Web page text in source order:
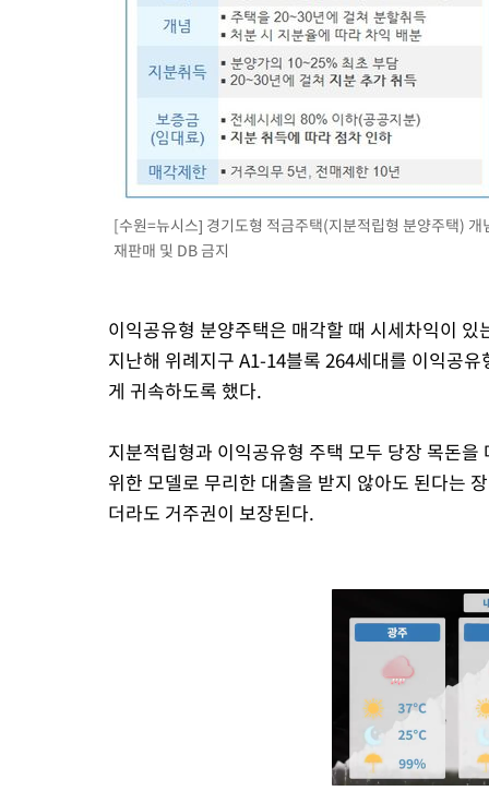
[수원=뉴시스] 경기도형 적금주택(지분적립형 분양주택)
재판매 및 DB 금지
이익공유형 분양주택은 매각할 때 시세차익이
지난해 위례지구 A1-14블록 264세대를 이익공
게 귀속하도록 했다.
지분적립형과 이익공유형 주택 모두 당장 목돈
위한 모델로 무리한 대출을 받지 않아도 된다는
더라도 거주권이 보장된다.